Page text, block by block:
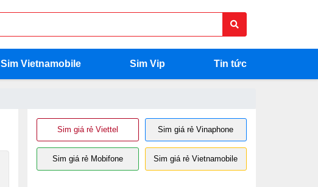
Sim Vietnamobile Sim Vip Tin tức
Sim giá rẻ Viettel Sim giá rẻ Vinaphone
Sim giá rẻ Mobifone Sim giá rẻ Vietnamobile